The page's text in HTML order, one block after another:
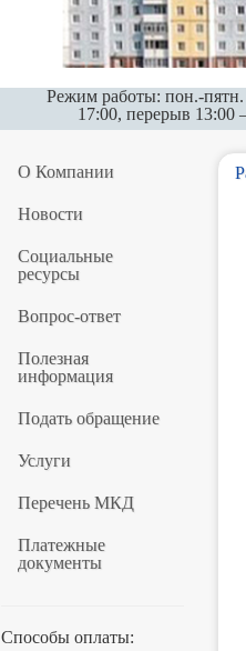
Режим работы: пон.-пятн.
17:00, перерыв 13:00
О Компании
Новости
Социальные
ресурсы
Вопрос-ответ
Полезная
информация
Подать обращение
Услуги
Перечень МКД
Платежные
документы
Способы оплаты: